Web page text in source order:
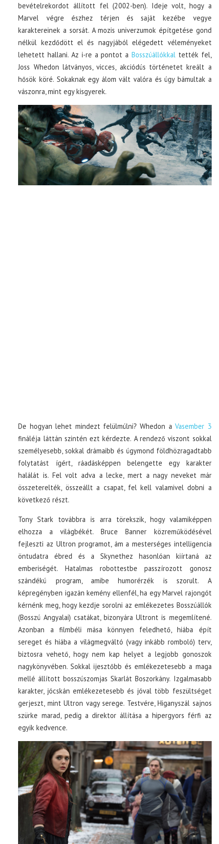
bevételrekordot állított fel (2002-ben). Ideje volt, hogy a
Marvel végre észhez térjen és saját kezébe vegye
karaktereinek a sorsát. A mozis univerzumok építgetése gond
nélkül kezdődött el és nagyjából elégedett véleményeket
lehetett hallani. Az i-re a pontot a Bosszúállókkal tették fel,
Joss Whedon látványos, vicces, akciódús történetet kreált a
hősök köré. Sokaknak egy álom vált valóra és úgy bámultak a
vászonra, mint egy kisgyerek.
De hogyan lehet mindezt felülmúlni? Whedon aVasember 3
fináléja láttán szintén ezt kérdezte. A rendező viszont sokkal
személyesebb, sokkal drámaibb és úgymond földhözragadtabb
folytatást ígért, ráadásképpen belengette egy karakter
halálát is. Fel volt adva a lecke, mert a nagy neveket már
összeterelték, összeállt a csapat, fel kell valamivel dobni a
következő részt.
Tony Stark továbbra is arra törekszik, hogy valamiképpen
elhozza a világbékét. Bruce Banner közreműködésével
fejleszti az Ultron programot, ám a mesterséges intelligencia
öntudatra ébred és a Skynethez hasonlóan kiírtaná az
emberiségét. Hatalmas robottestbe passzírozott gonosz
szándékú program, amibe humorérzék is szorult. A
képregényben igazán kemény ellenfél, ha egy Marvel rajongót
kérnénk meg, hogy kezdje sorolni az emlékezetes Bosszúállók
(Bosszú Angyalai) csatákat, bizonyára Ultront is megemlítené.
Azonban a filmbéli mása könnyen feledhető, hiába épít
sereget és hiába a világmegváltó (vagy inkább romboló) terv,
biztosra vehető, hogy nem kap helyet a legjobb gonoszok
nagykönyvében. Sokkal ijesztőbb és emlékezetesebb a maga
mellé állított bosszúszomjas Skarlát Boszorkány. Izgalmasabb
karakter, jócskán emlékezetesebb és jóval több feszültséget
gerjeszt, mint Ultron vagy serege. Testvére, Higanyszál sajnos
szürke marad, pedig a direktor állítása a hipergyors férfi az
egyik kedvence.